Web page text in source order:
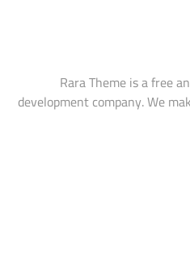
Rara Theme is a free
development company. We